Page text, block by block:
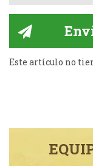
Este artículo no